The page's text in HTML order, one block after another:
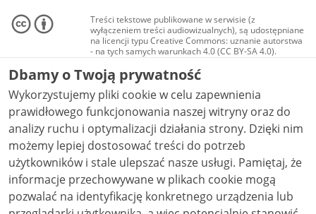
Treści tekstowe publikowane w serwisie (z
wyłączeniem treści audiowizualnych), są udostępniane
na licencji typu Creative Commons: uznanie autorstwa
- na tych samych warunkach 4.0 (CC BY-SA 4.0).
Materiały audiowizualne, w tym zdjęcia, materiały
audio i wideo, są udostępniane na licencji typu
Creative Commons: uznanie autorstwa użycie
niekomercyjne - bez utworów zależnych 4.0 (CC BY-
NC-ND 4.0), o ile nie jest to stwierdzone inaczej.
Dbamy o Twoją prywatność
Wykorzystujemy pliki cookie w celu zapewnienia
prawidłowego funkcjonowania naszej witryny oraz do
analizy ruchu i optymalizacji działania strony. Dzięki nim
możemy lepiej dostosować treści do potrzeb
użytkowników i stale ulepszać nasze usługi. Pamiętaj, że
informacje przechowywane w plikach cookie mogą
pozwalać na identyfikację konkretnego urządzenia lub